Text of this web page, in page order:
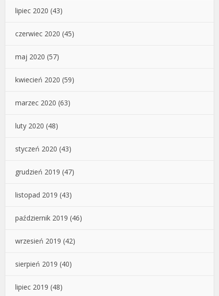
lipiec 2020 (43)
czerwiec 2020 (45)
maj 2020 (57)
kwiecień 2020 (59)
marzec 2020 (63)
luty 2020 (48)
styczeń 2020 (43)
grudzień 2019 (47)
listopad 2019 (43)
październik 2019 (46)
wrzesień 2019 (42)
sierpień 2019 (40)
lipiec 2019 (48)